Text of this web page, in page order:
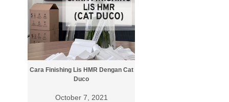
Cara Finishing Lis HMR Dengan Cat
Duco
October 7, 2021